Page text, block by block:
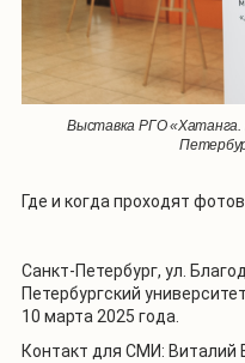
Выставка РГО «Хатанга.
Где и когда проходят
Санкт-Петербург, ул.
Петербургский
10 марта 2025 года.
Контакт для СМИ: Виталий